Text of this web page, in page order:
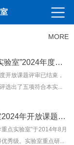
MORE
关于公布“广西再生医学重点实验室”2024年度开放课题评审结果的通知
放课题评审已结束，
选出了五项符合本实...
关于广西再生医学重点实验室2024年开放课题申请通知
实验室”于2014年8月
秀级。实验室重点研...